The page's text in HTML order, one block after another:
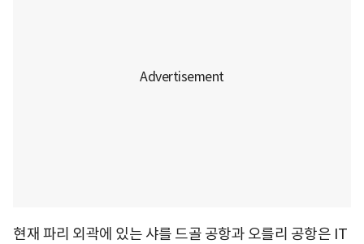
현재 파리 외곽에 있는 샤를 드골 공항과 오를리 공항은 IT